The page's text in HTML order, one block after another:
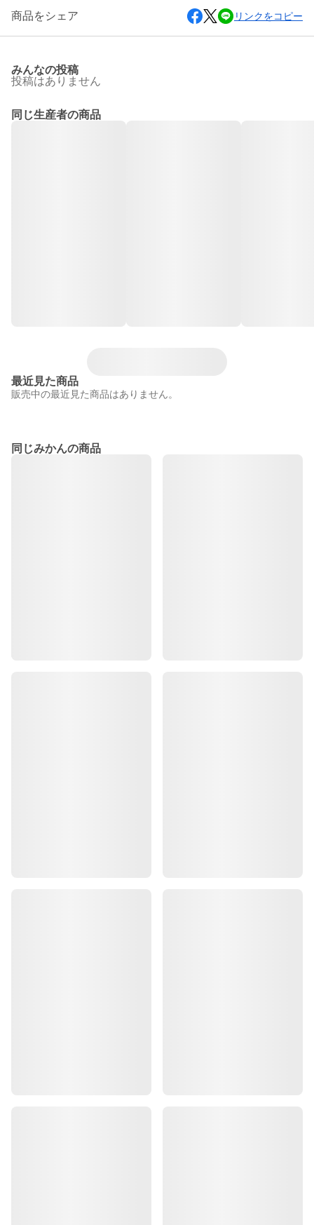
商品をシェア リンクをコピー
みんなの投稿
投稿はありません
同じ生産者の商品
最近見た商品
販売中の最近見た商品はありません。
同じみかんの商品